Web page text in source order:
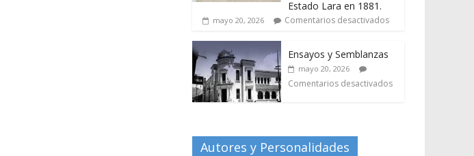
Estado Lara en 1881.
mayo 20, 2026 Comentarios desactivados
Ensayos y Semblanzas
mayo 20, 2026
Comentarios desactivados
Autores y Personalidades